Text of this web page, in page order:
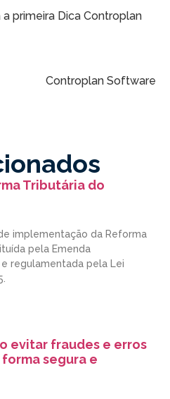
primeira Dica Controplan
Controplan Software
Tributária do
implementação da Reforma
pela Emenda
regulamentada pela Lei
evitar fraudes e erros
segura e